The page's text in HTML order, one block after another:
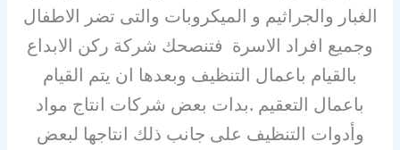
الغبار والجراثيم و الميكروبات والتى تضر الاطفال
وجميع افراد الاسرة فتنصحك شركة ركن الابداع
بالقيام باعمال التنظيف وبعدها ان يتم القيام
باعمال التعقيم .بدات بعض شركات انتاج مواد
وأدوات التنظيف على جانب ذلك انتاجها لبعض